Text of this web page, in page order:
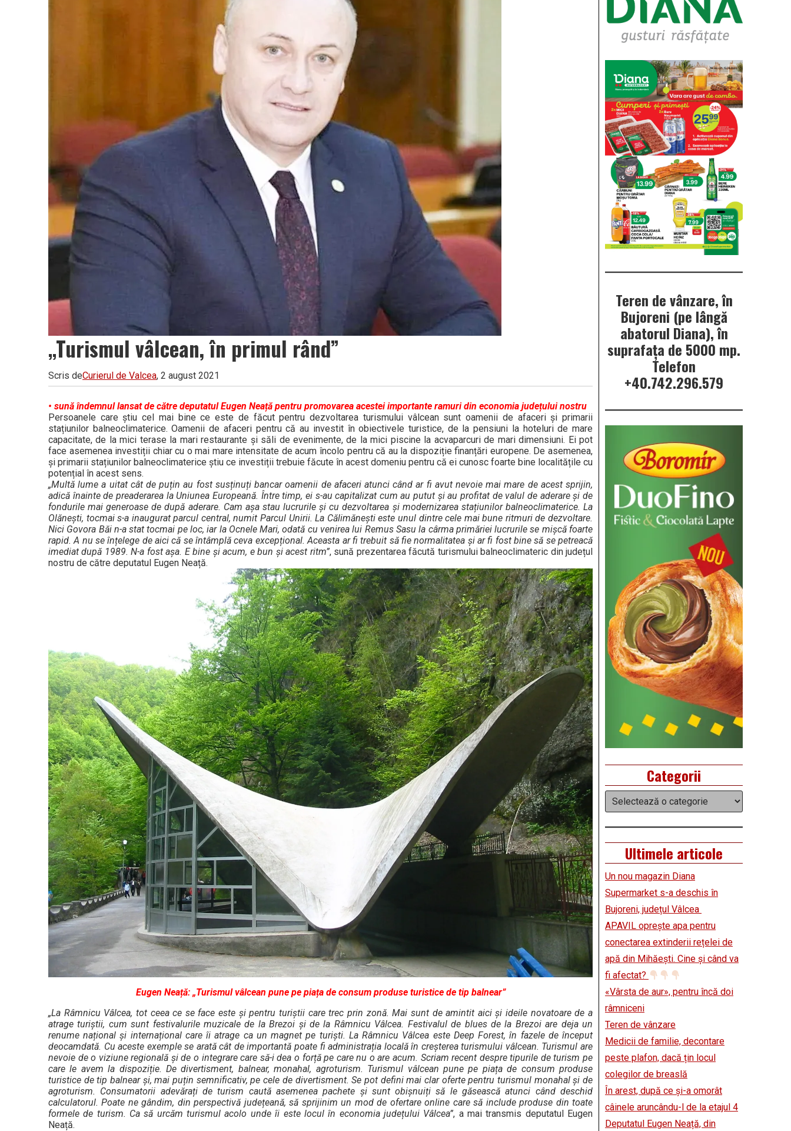
Vâlcea
„Turismul vâlcean, în primul rând”
Scris deCurierul de Valcea, 2 august 2021
• sună îndemnul lansat de către deputatul Eugen Neață pentru promovarea acestei importante ramuri din economia județului nostru
Persoanele care știu cel mai bine ce este de făcut pentru dezvoltarea turismului vâlcean sunt oamenii de afaceri și primarii
stațiunilor balneoclimaterice. Oamenii de afaceri pentru că au investit în obiectivele turistice, de la pensiuni la hoteluri de mare
capacitate, de la mici terase la mari restaurante și săli de evenimente, de la mici piscine la acvaparcuri de mari dimensiuni. Ei pot
face asemenea investiții chiar cu o mai mare intensitate de acum încolo pentru că au la dispoziție finanțări europene. De asemenea,
și primarii stațiunilor balneoclimaterice știu ce investiții trebuie făcute în acest domeniu pentru că ei cunosc foarte bine localitățile cu
potențial în acest sens.
„Multă lume a uitat cât de puțin au fost susținuți bancar oamenii de afaceri atunci când ar fi avut nevoie mai mare de acest sprijin,
adică înainte de preaderarea la Uniunea Europeană. Între timp, ei s-au capitalizat cum au putut și au profitat de valul de aderare și de
fondurile mai generoase de după aderare. Cam așa stau lucrurile și cu dezvoltarea și modernizarea stațiunilor balneoclimaterice. La
Olănești, tocmai s-a inaugurat parcul central, numit Parcul Unirii. La Călimănești este unul dintre cele mai bune ritmuri de dezvoltare.
Nici Govora Băi n-a stat tocmai pe loc, iar la Ocnele Mari, odată cu venirea lui Remus Sasu la cârma primăriei lucrurile se mișcă foarte
rapid. A nu se înțelege de aici că se întâmplă ceva excepțional. Aceasta ar fi trebuit să fie normalitatea și ar fi fost bine să se petreacă
imediat după 1989. N-a fost așa. E bine și acum, e bun și acest ritm”, sună prezentarea făcută turismului balneoclimateric din județul
nostru de către deputatul Eugen Neață.
Eugen Neață: „Turismul vâlcean pune pe piața de consum produse turistice de tip balnear”
„La Râmnicu Vâlcea, tot ceea ce se face este și pentru turiștii care trec prin zonă. Mai sunt de amintit aici și ideile novatoare de a
atrage turiștii, cum sunt festivalurile muzicale de la Brezoi și de la Râmnicu Vâlcea. Festivalul de blues de la Brezoi are deja un
renume național și internațional care îi atrage ca un magnet pe turiști. La Râmnicu Vâlcea este Deep Forest, în fazele de început
deocamdată. Cu aceste exemple se arată cât de importantă poate fi administrația locală în creșterea turismului vâlcean. Turismul are
nevoie de o viziune regională și de o integrare care să-i dea o forță pe care nu o are acum. Scriam recent despre tipurile de turism pe
care le avem la dispoziție. De divertisment, balnear, monahal, agroturism. Turismul vâlcean pune pe piața de consum produse
turistice de tip balnear și, mai puțin semnificativ, pe cele de divertisment. Se pot defini mai clar oferte pentru turismul monahal și de
agroturism. Consumatorii adevărați de turism caută asemenea pachete și sunt obișnuiți să le găsească atunci când deschid
calculatorul. Poate ne gândim, din perspectivă județeană, să sprijinim un mod de ofertare online care să include produse din toate
formele de turism. Ca să urcăm turismul acolo unde îi este locul în economia județului Vâlcea”, a mai transmis deputatul Eugen
Neață.
Teren de vânzare, în
Bujoreni (pe lângă
abatorul Diana), în
suprafața de 5000 mp.
Telefon
+40.742.296.579
Categorii
Categorii
Ultimele articole
Un nou magazin Diana
Supermarket s-a deschis în
Bujoreni, județul Vâlcea
APAVIL oprește apa pentru
conectarea extinderii rețelei de
apă din Mihăești. Cine și când va
fi afectat?
«Vârsta de aur», pentru încă doi
râmniceni
Teren de vânzare
Medicii de familie, decontare
peste plafon, dacă țin locul
colegilor de breaslă
În arest, după ce și-a omorât
câinele aruncându-l de la etajul 4
Deputatul Eugen Neață, din